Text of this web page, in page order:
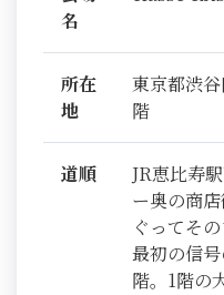
名
所在
地
東京都渋
階
道順
JR恵比寿
ー奥の商
ぐってその
最初の信
階。1階の